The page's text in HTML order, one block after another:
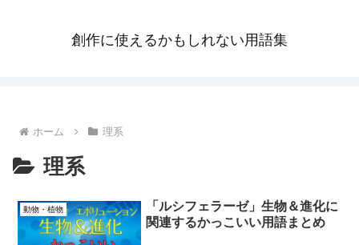
創作に使えるかもしれない用語集
ホーム 理系
理系
動物・植物
「ルシフェラーゼ」生物＆進化に
関連するかっこいい用語まとめ